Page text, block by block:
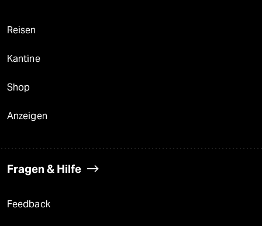
Reisen
Kantine
Shop
Anzeigen
Fragen & Hilfe
Feedback